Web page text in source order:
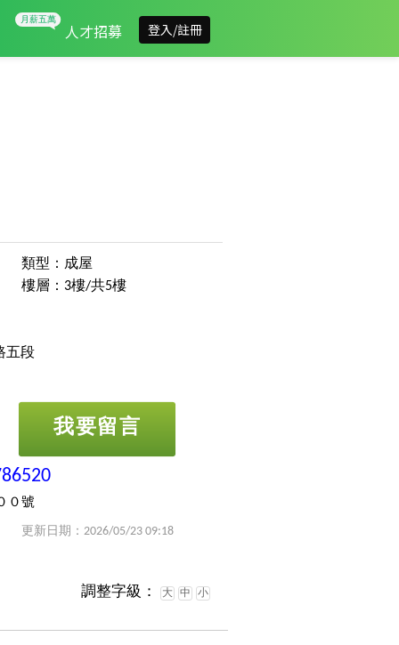
人才招募 登入/註冊
類型：成屋
樓層：3樓/共5樓
五段
我要留言
０號
更新日期：2026/05/23 09:18
調整字級： 大 中 小